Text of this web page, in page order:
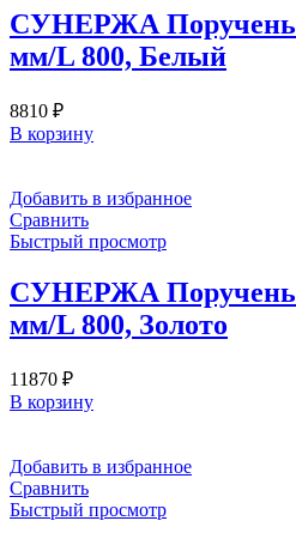
СУНЕРЖА Поручень
мм/L 800, Белый
8810 ₽
В корзину
Добавить в избранное
Сравнить
Быстрый просмотр
СУНЕРЖА Поручень
мм/L 800, Золото
11870 ₽
В корзину
Добавить в избранное
Сравнить
Быстрый просмотр